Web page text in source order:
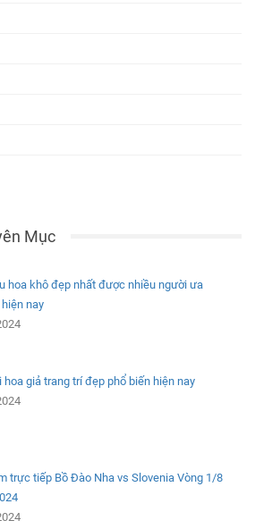
Mục
hoa khô đẹp nhất được nhiều người ưa
nay
hoa giả trang trí đẹp phổ biến hiện nay
trực tiếp Bồ Đào Nha vs Slovenia Vòng 1/8